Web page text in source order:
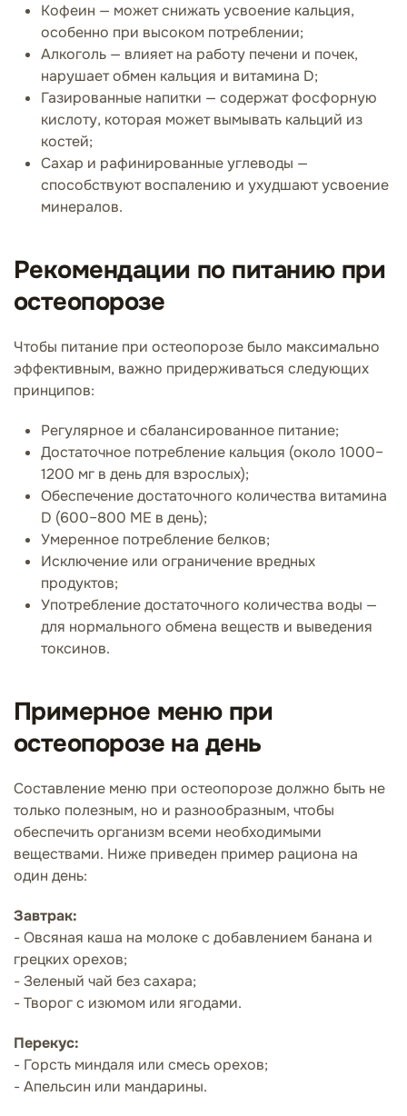
Кофеин — может снижать усвоение кальция,
особенно при высоком потреблении;
Алкоголь — влияет на работу печени и почек,
нарушает обмен кальция и витамина D;
Газированные напитки — содержат фосфорную
кислоту, которая может вымывать кальций из
костей;
Сахар и рафинированные углеводы —
способствуют воспалению и ухудшают усвоение
минералов.
Рекомендации по питанию при
остеопорозе
Чтобы питание при остеопорозе было максимально
эффективным, важно придерживаться следующих
принципов:
Регулярное и сбалансированное питание;
Достаточное потребление кальция (около 1000–
1200 мг в день для взрослых);
Обеспечение достаточного количества витамина
D (600–800 МЕ в день);
Умеренное потребление белков;
Исключение или ограничение вредных
продуктов;
Употребление достаточного количества воды —
для нормального обмена веществ и выведения
токсинов.
Примерное меню при
остеопорозе на день
Составление меню при остеопорозе должно быть не
только полезным, но и разнообразным, чтобы
обеспечить организм всеми необходимыми
веществами. Ниже приведен пример рациона на
один день:
Завтрак:
- Овсяная каша на молоке с добавлением банана и
грецких орехов;
- Зеленый чай без сахара;
- Творог с изюмом или ягодами.
Перекус:
- Горсть миндаля или смесь орехов;
- Апельсин или мандарины.